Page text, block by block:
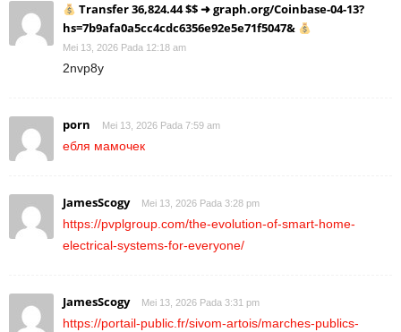
Transfer 36,824.44 $$ ➜ graph.org/Coinbase-04-13?
hs=7b9afa0a5cc4cdc6356e92e5e71f5047&
Mei 13, 2026 Pada 12:18 am
2nvp8y
porn Mei 13, 2026 Pada 7:59 am
ебля мамочек
JamesScogy Mei 13, 2026 Pada 3:28 pm
https://pvplgroup.com/the-evolution-of-smart-home-
electrical-systems-for-everyone/
JamesScogy Mei 13, 2026 Pada 3:31 pm
https://portail-public.fr/sivom-artois/marches-publics-